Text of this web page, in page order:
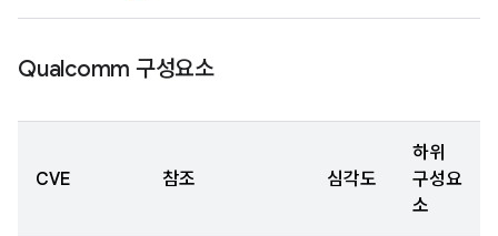
Qualcomm 구성요소
CVE 참조 심각도
하위
구성요
소